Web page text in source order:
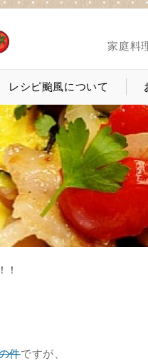
家庭料
レシピ颱風について
！
件ですが、